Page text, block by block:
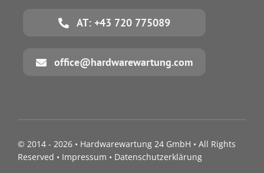
AT: +43 720 775089
office@hardwarewartung.com
© 2014 - 2026 • Hardwarewartung 24 GmbH • All Rights
Reserved • Impressum • Datenschutzerklärung